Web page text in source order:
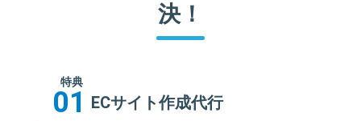
決！
特典
01 ECサイト作成代行